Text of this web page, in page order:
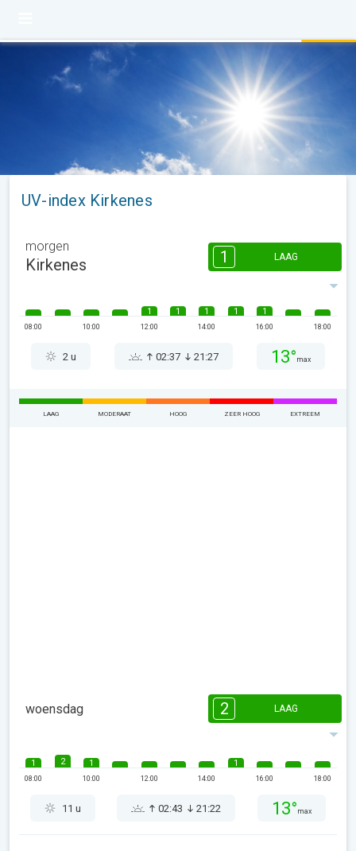
UV-index Kirkenes
morgen
Kirkenes 1 LAAG
08:00 10:00
1
12:00
1 1
14:00
1 1
16:00 18:00
2 u 02:37 21:27 13° max
LAAG MODERAAT HOOG ZEER HOOG EXTREEM
woensdag 2 LAAG
1
08:00
2 1
10:00 12:00 14:00
1
16:00 18:00
11 u 02:43 21:22 13° max